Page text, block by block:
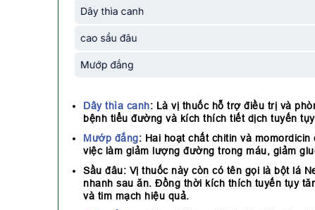
Dây thìa canh: Là vị thuốc hỗ trợ điều trị và
bệnh tiểu đường và kích thích tiết dịch tuyến
Mướp đắng: Hai hoạt chất chitin và
việc làm giảm lượng đường trong máu, giảm
Sầu đâu: Vị thuốc này còn có tên gọi là bột lá
nhanh sau ăn. Đồng thời kích thích tuyến tụy
và tim mạch hiệu quả.